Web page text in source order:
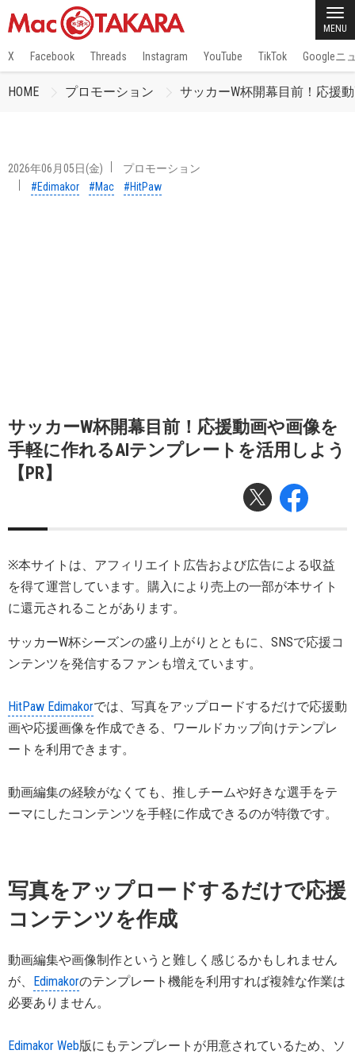
MENU
X Facebook Threads Instagram YouTube TikTok Googleニ
HOME プロモーション サッカーW杯開幕目前！応援
2026年06月05日(金)
プロモーション
#Edimakor
#Mac #HitPaw
サッカーW杯開幕目前！応援動画や画像を
手軽に作れるAIテンプレートを活用しよう
【PR】
※本サイトは、アフィリエイト広告および広告による収益
を得て運営しています。購入により売上の一部が本サイト
に還元されることがあります。
サッカーW杯シーズンの盛り上がりとともに、SNSで応援コ
ンテンツを発信するファンも増えています。
HitPaw Edimakorでは、写真をアップロードするだけで応援動
画や応援画像を作成できる、ワールドカップ向けテンプレ
ートを利用できます。
動画編集の経験がなくても、推しチームや好きな選手をテ
ーマにしたコンテンツを手軽に作成できるのが特徴です。
写真をアップロードするだけで応援
コンテンツを作成
動画編集や画像制作というと難しく感じるかもしれません
が、 Edimakorのテンプレート機能を利用すれば複雑な作業は
必要ありません。
Edimakor Web版にもテンプレートが用意されているため、ソ